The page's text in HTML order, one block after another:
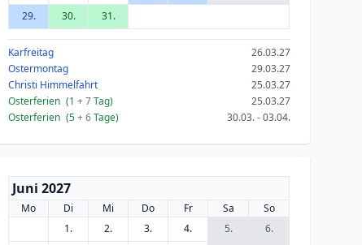
29.
30. 31.
Karfreitag
26.03.27
Ostermontag
29.03.27
Christi Himmelfahrt
25.03.27
Osterferien (1+ 7Tag)
25.03.27
Osterferien (5+ 6Tage) 30.03. - 03.04.
Juni 2027
Mo Di Mi Do Fr Sa
So
1.
2. 3. 4. 5.
6.